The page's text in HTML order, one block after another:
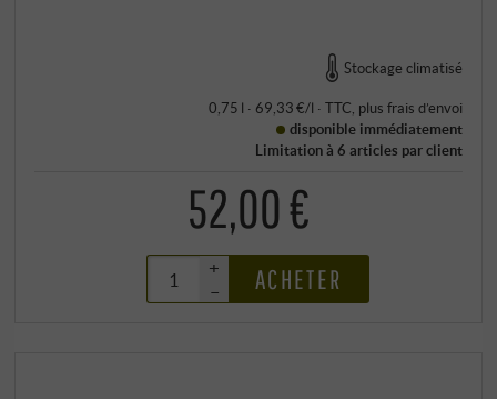
Stockage climatisé
0,75 l · 69,33 €/l · TTC , plus frais d’envoi
disponible immédiatement
Limitation à 6 articles par client
52,00 €
+
–
ACHETER